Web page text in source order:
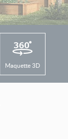
Maquette 3D